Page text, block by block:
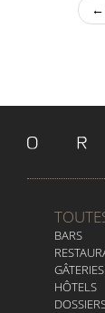
←
BARS
GÂTERIES
HÔTELS